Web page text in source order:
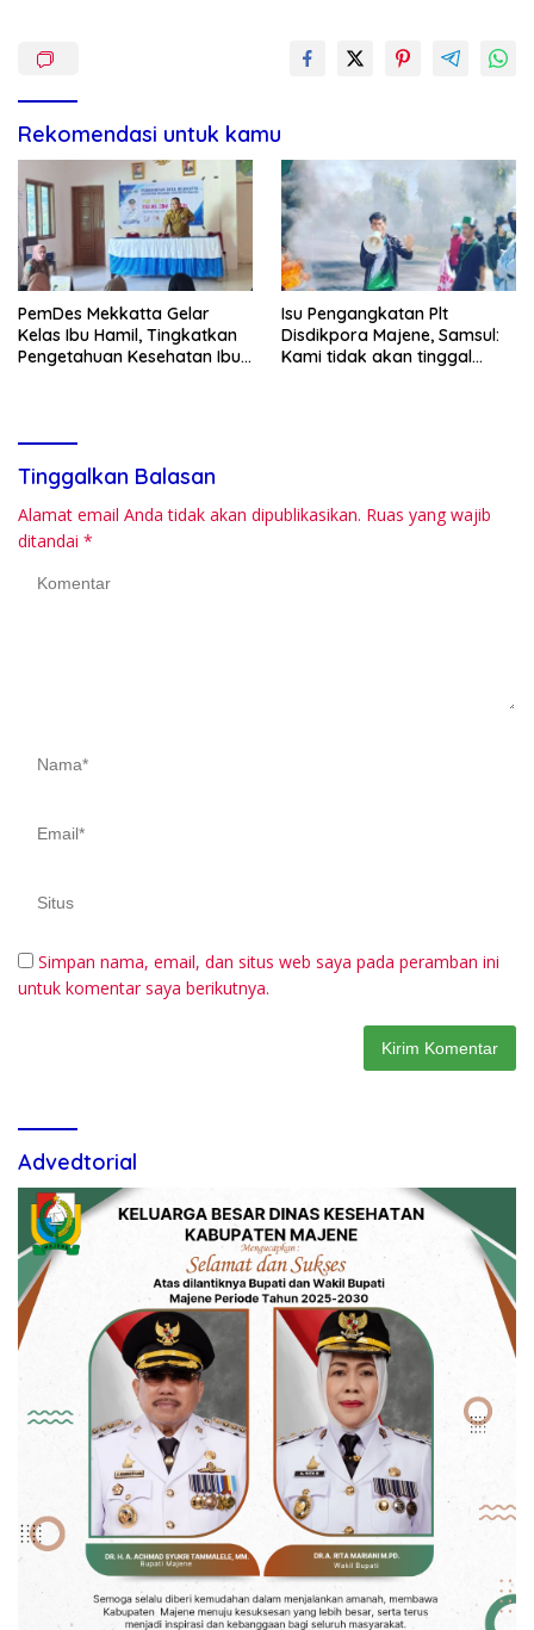
Rekomendasi untuk kamu
PemDes Mekkatta Gelar
Kelas Ibu Hamil, Tingkatkan
Pengetahuan Kesehatan Ibu
Isu Pengangkatan Plt
Disdikpora Majene, Samsul:
Kami tidak akan tinggal
Tinggalkan Balasan
Alamat email Anda tidak akan dipublikasikan. Ruas yang wajib
ditandai *
Simpan nama, email, dan situs web saya pada peramban ini
untuk komentar saya berikutnya.
Advedtorial